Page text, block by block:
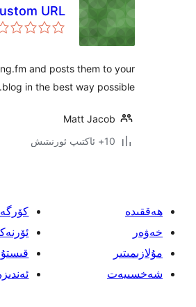
URL
and posts them to your
blog in the best way possible.
Matt Jacob
10+ ئاكتىپ ئورنىتىش
ھەققىدە
خەۋەر
مۇلازىمىتىر
شەخسىيەت